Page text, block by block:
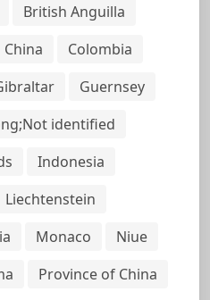
British Anguilla
China
Colombia
Guernsey
identified
Indonesia
Liechtenstein
Monaco
Niue
Province of China